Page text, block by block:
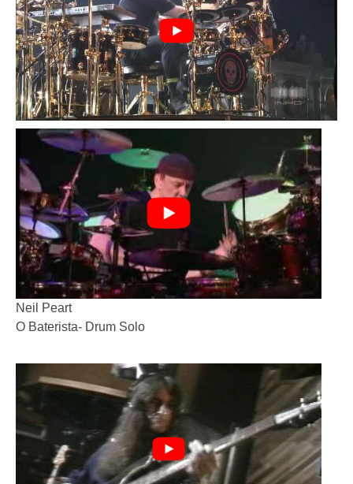
Neil Peart
O Baterista- Drum Solo